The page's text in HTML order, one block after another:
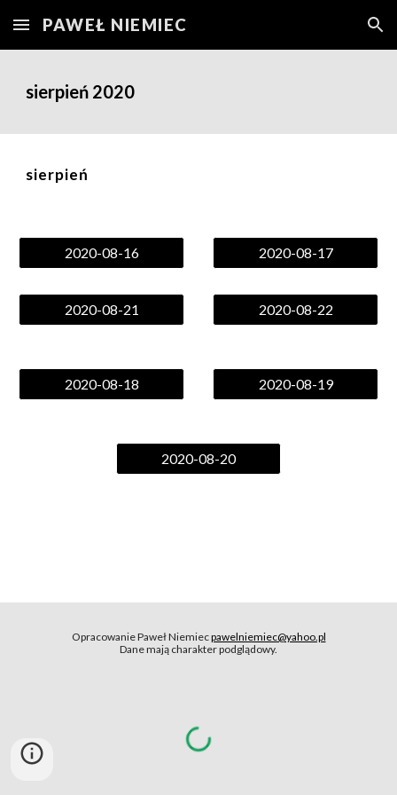
Skip to main content Skip to navigation
PAWEŁ NIEMIEC
sierpień 2020
sierpień
2020-08-16
2020-08-21
2020-08-17
2020-08-22
2020-08-18 2020-08-19
2020-08-20
Opracowanie Paweł Niemiecpawelniemiec@yahoo.pl
Dane mają charakter podglądowy.